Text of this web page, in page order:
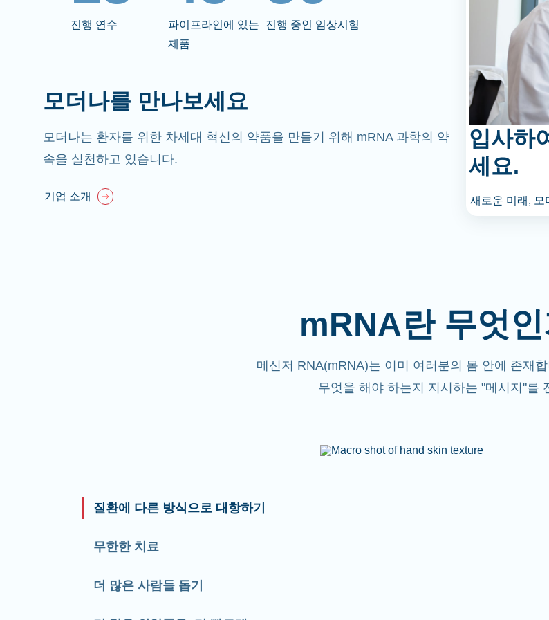
진행 연수
파이프라인에 있는
제품
진행 중인 임상시험
모더나를 만나보세요
모더나는 환자를 위한 차세대 혁신의 약품을 만들기 위해 mRNA 과학의 약
속을 실천하고 있습니다.
기업 소개
입사하
세요.
새로운 미래, 모
mRNA란 무엇
메신저 RNA(mRNA)는 이미 여러분의 몸 안에 존재
무엇을 해야 하는지 지시하는 "메시지"를
질환에 다른 방식으로 대항하기
무한한 치료
더 많은 사람들 돕기